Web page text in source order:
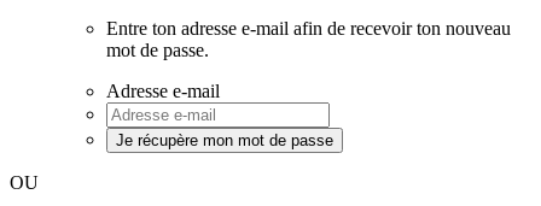
Entre ton adresse e-mail afin de recevoir ton nouveau
mot de passe.
Adresse e-mail
Je récupère mon mot de passe
OU